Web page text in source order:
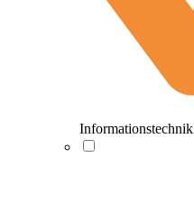
Informationstechnik